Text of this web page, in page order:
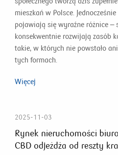
mieszkań w Polsce.
pojawiają się wyraźne różnice –
konsekwentnie rozwijają zasób
takie, w których nie powstało
tych formach.
Więcej
2025-11-03
Rynek nieruchomości
CBD odjeżdża od reszty